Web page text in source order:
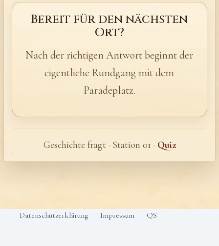
Bereit für den nächsten
Ort?
Nach der richtigen Antwort beginnt der
eigentliche Rundgang mit dem
Paradeplatz.
Geschichte fragt · Station 01 · Quiz
Datenschutzerklärung Impressum QS